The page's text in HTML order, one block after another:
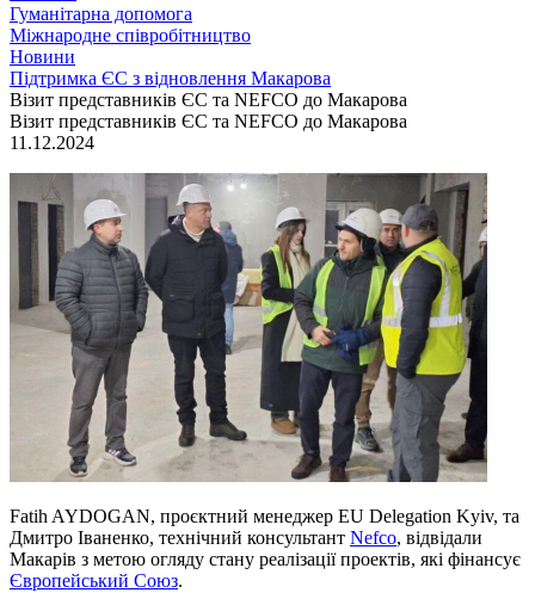
Гуманітарна допомога
Міжнародне співробітництво
Новини
Підтримка ЄС з відновлення Макарова
Візит представників ЄС та NEFCO до Макарова
Візит представників ЄС та NEFCO до Макарова
11.12.2024
Fatih AYDOGAN, проєктний менеджер EU Delegation Kyiv, та
Дмитро Іваненко, технічний консультант Nefco, відвідали
Макарів з метою огляду стану реалізації проектів, які фінансує
Європейський Союз.